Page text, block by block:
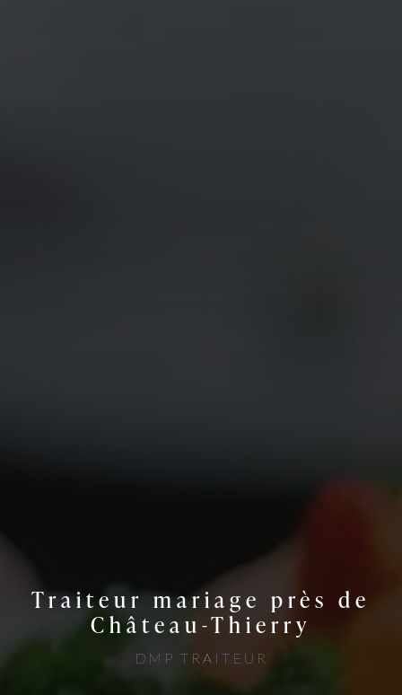
Traiteur mariage près de
Château-Thierry
DMP TRAITEUR